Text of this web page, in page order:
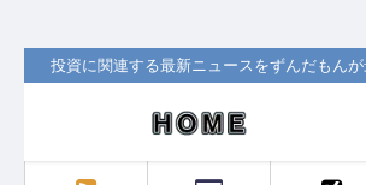
投資に関連する最新ニュースをずんだもん